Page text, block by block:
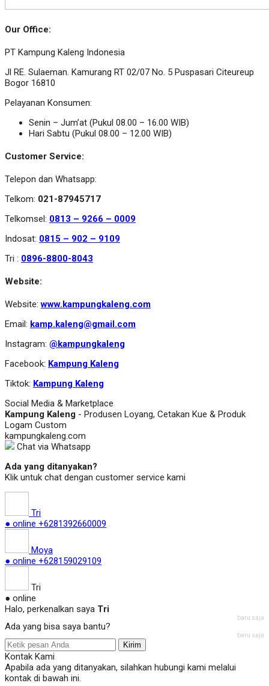
Our Office:
PT Kampung Kaleng Indonesia
Jl RE. Sulaeman. Kamurang RT 02/07 No. 5 Puspasari Citeureup
Bogor 16810
Pelayanan Konsumen:
Senin – Jum’at (Pukul 08.00 – 16.00 WIB)
Hari Sabtu (Pukul 08.00 – 12.00 WIB)
Customer Service:
Telepon dan Whatsapp:
Telkom: 021-87945717
Telkomsel: 0813 – 9266 – 0009
Indosat: 0815 – 902 – 9109
Tri : 0896-8800-8043
Website:
Website:www.kampungkaleng.com
Email: kamp.kaleng@gmail.com
Instagram: @kampungkaleng
Facebook: Kampung Kaleng
Tiktok: Kampung Kaleng
Social Media & Marketplace
Kampung Kaleng - Produsen Loyang, Cetakan Kue & Produk
Logam Custom
kampungkaleng.com
Chat via Whatsapp
Ada yang ditanyakan?
Klik untuk chat dengan customer service kami
Tri
● online +6281392660009
Moya
● online +628159029109
Tri
● online
Halo, perkenalkan saya Tri
baru saja
Ada yang bisa saya bantu?
baru saja
Kirim
Kontak Kami
Apabila ada yang ditanyakan, silahkan hubungi kami melalui
kontak di bawah ini.